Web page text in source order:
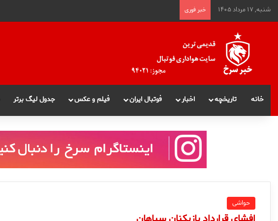
شنبه, ۱۷ مرداد ۱۴۰۵ خبر فوری
خانه تاریخچه اخبار فوتبال ایران فیلم و عکس جدول لیگ برتر
حواشی